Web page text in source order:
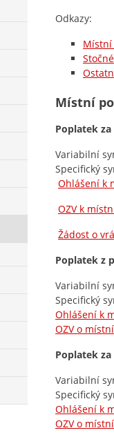
Odkazy:
Stočné
Místní
Poplatek
Variabilní
Specifický
Ohlášení k
OZV k
Žádost o
Poplatek z
Variabilní
Specifický
Ohlášení k
OZV o
Poplatek
Variabilní
Specifický
Ohlášení k
OZV o